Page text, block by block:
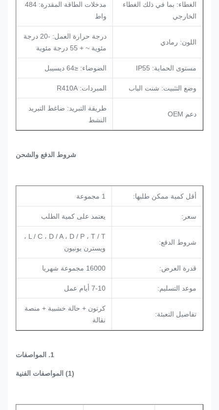
الغطاء: بما في ذلك الغطاء
الخارجي
مدخلات الطاقة المقدرة: 484
واط
اللون: رمادي
درجة حرارة العمل: -20 درجة
مئوية ~ + 55 درجة مئوية
مستوى الحماية: IP55 الضوضاء: ≤64 ديسيبل
وضع التثبيت: شنت الباب المبردات: R410A
دعم OEM
طريقة التبريد: ضاغط التبريد
النشط
شروط الدفع والشحن
أقل كمية ممكن طلبها: 1 مجموعة
سعر: يعتمد على كمية الطلب
شروط الدفع:
L / C ، D / A ، D / P ، T / T ،
ويسترن يونيون
قدرة العرض: 16000 مجموعة شهريا
موعد التسليم: 7-10 أيام عمل
تفاصيل التعبئة:
كرتون + حالة خشبية + منصة
نقالة
1. المواصفات
(1) المواصفات الفنية